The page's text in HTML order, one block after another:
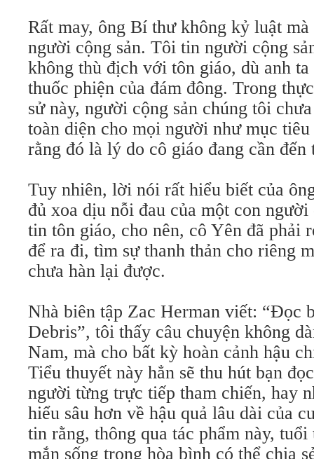
Rất may, ông Bí thư không kỷ luật
người cộng sản. Tôi tin người cộng
không thù địch với tôn giáo, dù anh
thuốc phiện của đám đông. Trong
sử này, người cộng sản chúng tôi
toàn diện cho mọi người như mục
rằng đó là lý do cô giáo đang cần đến
Tuy nhiên, lời nói rất hiểu biết của
đủ xoa dịu nỗi đau của một con
tin tôn giáo, cho nên, cô Yên đã phải
để ra đi, tìm sự thanh thản cho riêng
chưa hàn lại được.
Nhà biên tập Zac Herman viết: “Đọc
Debris”, tôi thấy câu chuyện không
Nam, mà cho bất kỳ hoàn cảnh hậu
Tiểu thuyết này hẳn sẽ thu hút bạn
người từng trực tiếp tham chiến, hay
hiểu sâu hơn về hậu quả lâu dài của
tin rằng, thông qua tác phẩm này,
mắn sống trong hòa bình có thể chia